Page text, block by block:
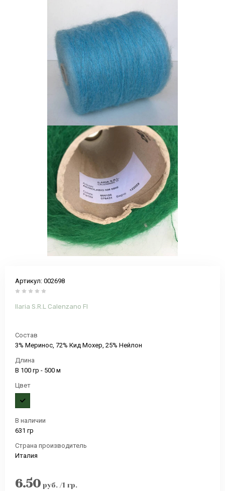
Артикул: 002698
Ilaria S.R.L Calenzano FI
Состав
3% Меринос, 72% Кид Мохер, 25% Нейлон
Длина
В 100 гр - 500 м
Цвет
В наличии
631 гр
Страна производитель
Италия
6.50 руб. /1 гр.